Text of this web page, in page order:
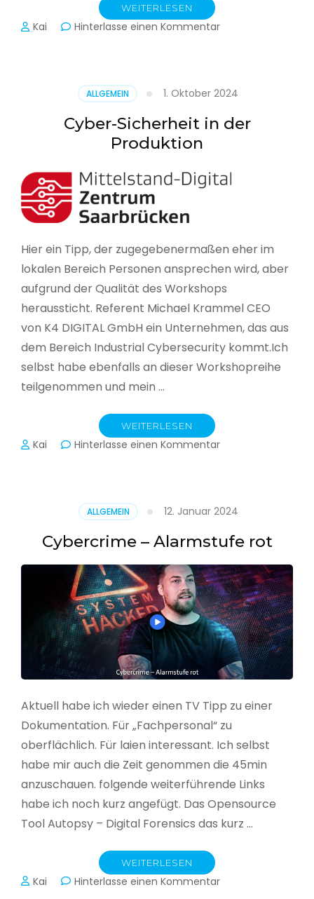
WEITERLESEN
Kai Hinterlasse einen Kommentarzu
seinen
Lagebericht
zur
in
Deutschland
ALLGEMEIN 1. Oktober 2024
Cyber-Sicherheit in der
Produktion
Hier ein Tipp, der zugegebenermaßen eher im
lokalen Bereich Personen ansprechen wird, aber
aufgrund der Qualität des Workshops
heraussticht. Referent Michael Krammel CEO
von K4 DIGITAL GmbH ein Unternehmen, das aus
dem Bereich Industrial Cybersecurity kommt.Ich
selbst habe ebenfalls an dieser Workshopreihe
teilgenommen und mein …
WEITERLESEN
Kai Hinterlasse einen Kommentarzu
Produktion
ALLGEMEIN 12. Januar 2024
Cybercrime – Alarmstufe rot
Aktuell habe ich wieder einen TV Tipp zu einer
Dokumentation. Für „Fachpersonal“ zu
oberflächlich. Für laien interessant. Ich selbst
habe mir auch die Zeit genommen die 45min
anzuschauen. folgende weiterführende Links
habe ich noch kurz angefügt. Das Opensource
Tool Autopsy – Digital Forensics das kurz …
WEITERLESEN
Kai Hinterlasse einen Kommentarzu